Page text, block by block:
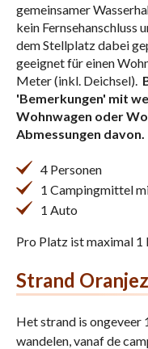
gemeinsamer
kein Fernsehanschluss
dem Stellplatz dabei
geeignet für einen
Meter (inkl. Deichsel).
'Bemerkungen' mit
Wohnwagen oder
Abmessungen davon.
4 Personen
1 Campingmittel
1 Auto
Pro Platz ist maximal
Strand
Het strand is ongeveer
wandelen, vanaf de